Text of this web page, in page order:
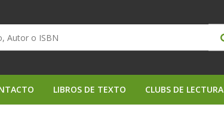
LIBROS DE TEXTO CLUBS DE LECTURA